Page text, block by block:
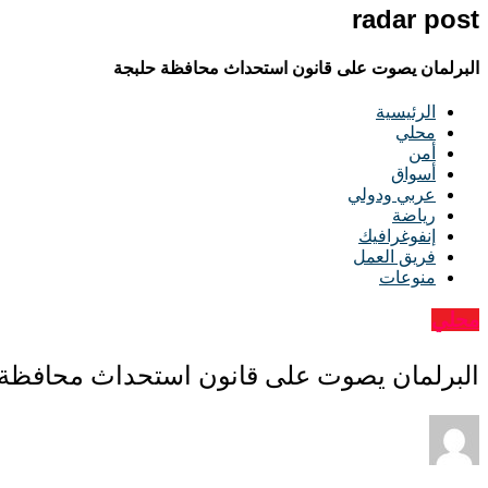
radar post
البرلمان يصوت على قانون استحداث محافظة حلبجة
الرئيسية
محلي
أمن
أسواق
عربي ودولي
رياضة
إنفوغرافيك
فريق العمل
منوعات
محلي
البرلمان يصوت على قانون استحداث